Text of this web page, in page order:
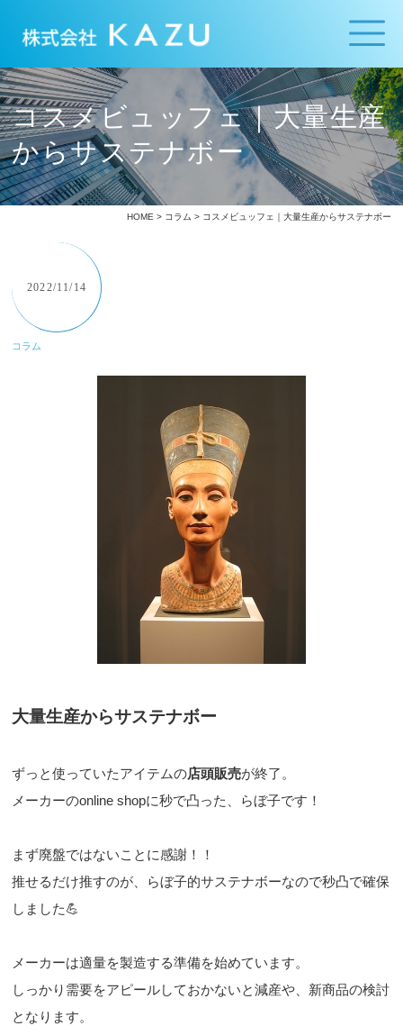
コスメビュッフェ｜大量生産
からサステナボー
HOME > コラム > コスメビュッフェ｜大量生産からサステナボー
2022/11/14
コラム
大量生産からサステナボー
ずっと使っていたアイテムの店頭販売が終了。
メーカーのonline shopに秒で凸った、らぼ子です！
まず廃盤ではないことに感謝！！
推せるだけ推すのが、らぼ子的サステナボーなので秒凸で確保
しました💪
メーカーは適量を製造する準備を始めています。
しっかり需要をアピールしておかないと減産や、新商品の検討
となります。